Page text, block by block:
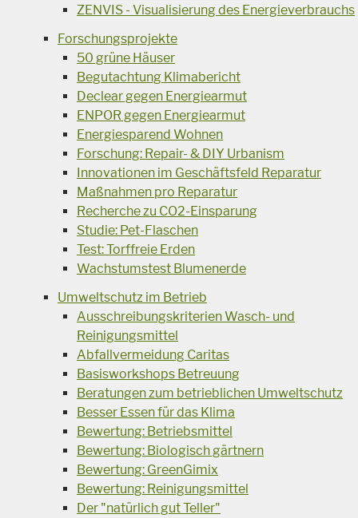
ZENVIS - Visualisierung des Energieverbrauchs
Forschungsprojekte
50 grüne Häuser
Begutachtung Klimabericht
Declear gegen Energiearmut
ENPOR gegen Energiearmut
Energiesparend Wohnen
Forschung: Repair- & DIY Urbanism
Innovationen im Geschäftsfeld Reparatur
Maßnahmen pro Reparatur
Recherche zu CO2-Einsparung
Studie: Pet-Flaschen
Test: Torffreie Erden
Wachstumstest Blumenerde
Umweltschutz im Betrieb
Ausschreibungskriterien Wasch- und
Reinigungsmittel
Abfallvermeidung Caritas
Basisworkshops Betreuung
Beratungen zum betrieblichen Umweltschutz
Besser Essen für das Klima
Bewertung: Betriebsmittel
Bewertung: Biologisch gärtnern
Bewertung: GreenGimix
Bewertung: Reinigungsmittel
Der "natürlich gut Teller"